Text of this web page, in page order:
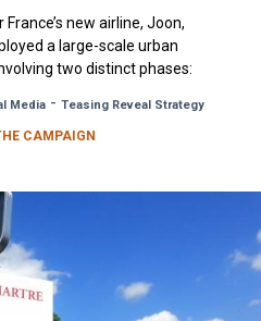
new airline, Joon,
a large-scale urban
two distinct phases:
Media - Teasing Reveal Strategy
CAMPAIGN